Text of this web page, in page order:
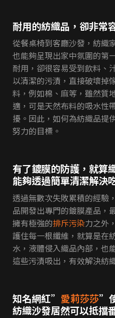
耐用的紡織品，卻非常
從餐桌椅到客廳沙發，紡織
也能夠呈現出家中氛圍的第
耐用，卻很容易受到飲料、
以清潔的污漬，直接破壞掉
料，例如棉、麻等，雖然質
適，可是天然布料的吸水性
擾。因此，如何為紡織品提
努力的目標。
有了鍍膜的防護，就算
能夠透過簡單清潔解決
透過無數次失敗累積的經驗
品開發出專門的鍍膜產品，
擁有極強的排斥污染力之外
護住每一根纖維，就算是在
水，液體侵入織品內部，也
這些污漬吸出，有效解決紡
知名網紅” 愛莉莎莎”
紡織沙發居然可以抵擋